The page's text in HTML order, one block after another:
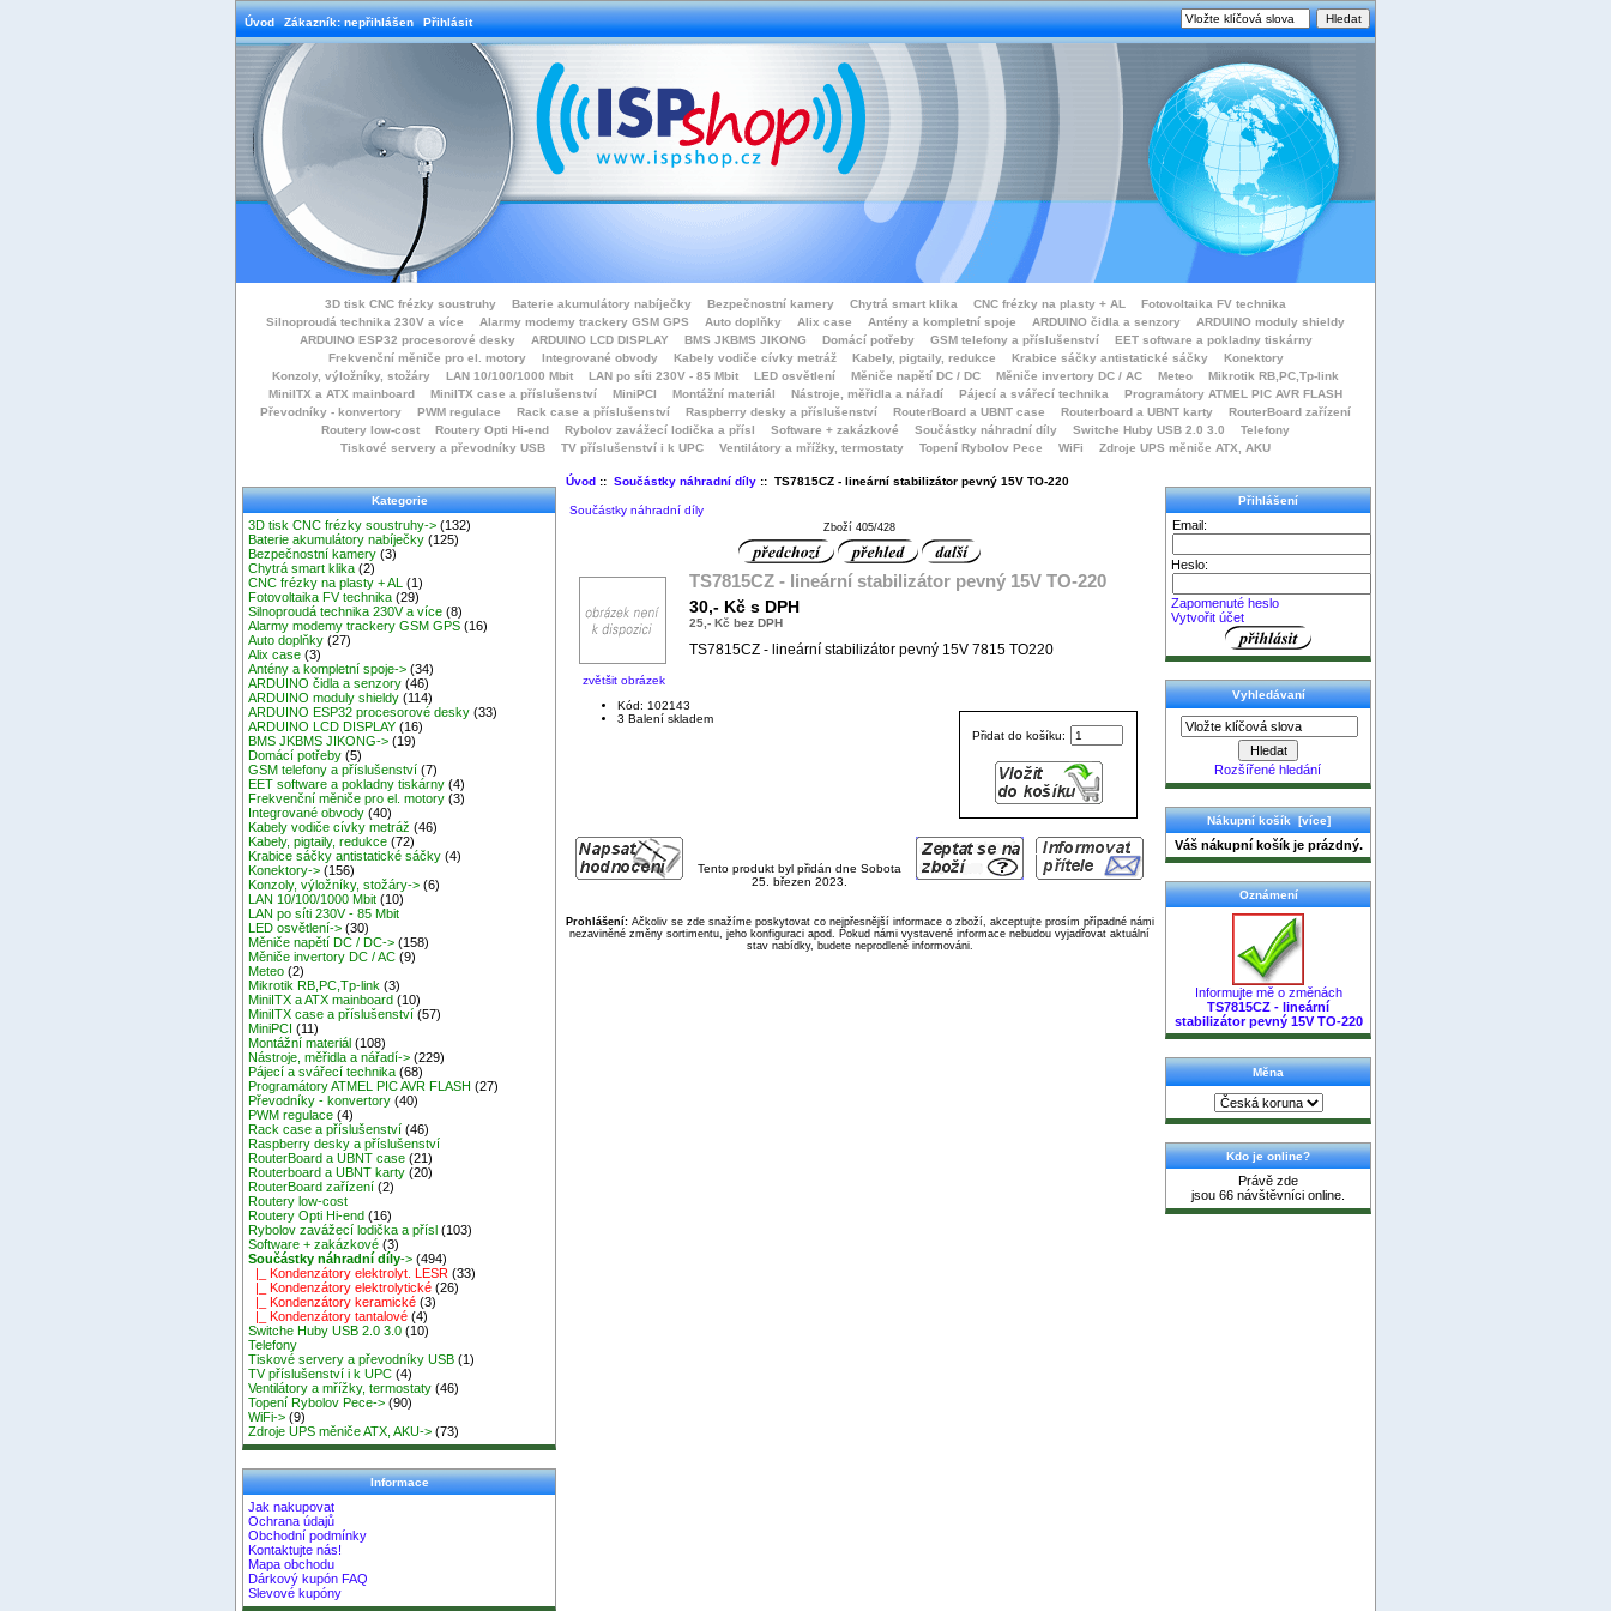
Úvod Zákazník: nepřihlášen Přihlásit
3D tisk CNC frézky soustruhy Baterie akumulátory nabíječky Bezpečnostní kamery Chytrá smart klika CNC frézky na plasty + AL
Fotovoltaika FV technika
Silnoproudá technika 230V a více
Alarmy modemy trackery GSM GPS Auto doplňky Alix case Antény a kompletní spoje ARDUINO čidla a senzory
ARDUINO moduly shieldy
ARDUINO ESP32 procesorové desky
ARDUINO LCD DISPLAY BMS JKBMS JIKONG Domácí potřeby GSM telefony a příslušenství
EET software a pokladny tiskárny
Frekvenční měniče pro el. motory
Integrované obvody Kabely vodiče cívky metráž Kabely, pigtaily, redukce Krabice sáčky antistatické sáčky
Konektory
Konzoly, výložníky, stožáry
LAN 10/100/1000 Mbit LAN po síti 230V - 85 Mbit LED osvětlení Měniče napětí DC / DC Měniče invertory DC / AC Meteo
Mikrotik RB,PC,Tp-link
MiniITX a ATX mainboard
MiniITX case a příslušenství MiniPCI Montážní materiál Nástroje, měřidla a nářadí Pájecí a svářecí technika
Programátory ATMEL PIC AVR FLASH
Převodníky - konvertory
PWM regulace Rack case a příslušenství Raspberry desky a příslušenství RouterBoard a UBNT case Routerboard a UBNT karty
RouterBoard zařízení
Routery low-cost
Routery Opti Hi-end Rybolov zavážecí lodička a přísl Software + zakázkové Součástky náhradní díly Switche Huby USB 2.0 3.0
Telefony
Tiskové servery a převodníky USB
TV příslušenství i k UPC Ventilátory a mřížky, termostaty Topení Rybolov Pece WiFi Zdroje UPS měniče ATX, AKU
Kategorie
3D tisk CNC frézky soustruhy-> (132)
Baterie akumulátory nabíječky (125)
Bezpečnostní kamery (3)
Chytrá smart klika (2)
CNC frézky na plasty + AL
(1)
Fotovoltaika FV technika (29)
Silnoproudá technika 230V a více (8)
Alarmy modemy trackery GSM GPS (16)
Auto doplňky (27)
Alix case (3)
Antény a kompletní spoje-> (34)
ARDUINO čidla a senzory (46)
ARDUINO moduly shieldy (114)
ARDUINO ESP32 procesorové desky (33)
ARDUINO LCD DISPLAY (16)
BMS JKBMS JIKONG-> (19)
Domácí potřeby (5)
GSM telefony a příslušenství (7)
EET software a pokladny tiskárny (4)
Frekvenční měniče pro el. motory (3)
Integrované obvody (40)
Kabely vodiče cívky metráž (46)
Kabely, pigtaily, redukce (72)
Krabice sáčky antistatické sáčky (4)
Konektory-> (156)
Konzoly, výložníky, stožáry-> (6)
LAN 10/100/1000 Mbit (10)
LAN po síti 230V - 85 Mbit
LED osvětlení-> (30)
Měniče napětí DC / DC-> (158)
Měniče invertory DC / AC (9)
Meteo (2)
Mikrotik RB,PC,Tp-link (3)
MiniITX a ATX mainboard (10)
MiniITX case a příslušenství (57)
MiniPCI (11)
Montážní materiál (108)
Nástroje, měřidla a nářadí-> (229)
Pájecí a svářecí technika (68)
Programátory ATMEL PIC AVR FLASH (27)
Převodníky - konvertory (40)
PWM regulace (4)
Rack case a příslušenství (46)
Raspberry desky a příslušenství
RouterBoard a UBNT case (21)
Routerboard a UBNT karty (20)
RouterBoard zařízení (2)
Routery low-cost
Routery Opti Hi-end (16)
Rybolov zavážecí lodička a přísl (103)
Software + zakázkové (3)
Součástky náhradní díly-> (494)
|_ Kondenzátory elektrolyt. LESR (33)
|_ Kondenzátory elektrolytické (26)
|_ Kondenzátory keramické (3)
|_ Kondenzátory tantalové (4)
Switche Huby USB 2.0 3.0 (10)
Telefony
Tiskové servery a převodníky USB (1)
TV příslušenství i k UPC (4)
Ventilátory a mřížky, termostaty (46)
Topení Rybolov Pece-> (90)
WiFi-> (9)
Zdroje UPS měniče ATX, AKU-> (73)
Informace
Jak nakupovat
Ochrana údajů
Obchodní podmínky
Kontaktujte nás!
Mapa obchodu
Dárkový kupón FAQ
Slevové kupóny
Úvod:: Součástky náhradní díly:: TS7815CZ - lineární stabilizátor pevný 15V TO-220
Součástky náhradní díly
Zboží 405/428
zvětšit obrázek
TS7815CZ - lineární stabilizátor pevný 15V TO-220
30,- Kč s DPH
25,- Kč bez DPH
TS7815CZ - lineární stabilizátor pevný 15V 7815 TO220
Přidat do košíku:
Kód: 102143
3 Balení skladem
Tento produkt byl přidán dne Sobota
25. březen 2023.
Prohlášení:Ačkoliv se zde snažíme poskytovat co nejpřesnější informace o zboží, akceptujte prosím případné námi
nezaviněné změny sortimentu, jeho konfiguraci apod. Pokud námi vystavené informace nebudou vyjadřovat aktuální
stav nabídky, budete neprodleně informováni.
Přihlášení
Email:
Heslo:
Zapomenuté heslo
Vytvořit účet
Vyhledávaní
Rozšířené hledání
Nákupní košík [více]
Váš nákupní košík je prázdný.
Oznámení
Informujte mě o změnách
TS7815CZ - lineární
stabilizátor pevný 15V TO-220
Měna
Kdo je online?
Právě zde
jsou 66 návštěvníci online.